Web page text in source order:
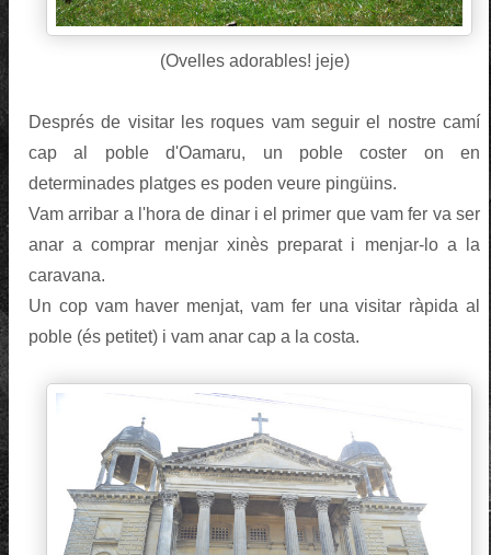
(Ovelles adorables! jeje)
Després de visitar les roques vam seguir el nostre camí
cap al poble d'Oamaru, un poble coster on en
determinades platges es poden veure pingüins.
Vam arribar a l'hora de dinar i el primer que vam fer va ser
anar a comprar menjar xinès preparat i menjar-lo a la
caravana.
Un cop vam haver menjat, vam fer una visitar ràpida al
poble (és petitet) i vam anar cap a la costa.